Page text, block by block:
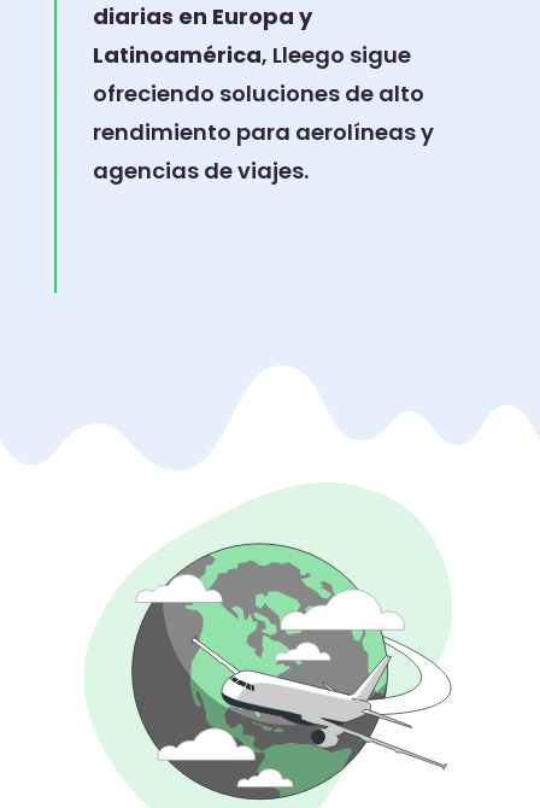
diarias en Europa y
Latinoamérica, Lleego sigue
ofreciendo soluciones de alto
rendimiento para aerolíneas y
agencias de viajes.